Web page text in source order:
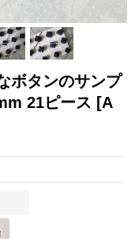
ボタンのサンプ
21ピース [A